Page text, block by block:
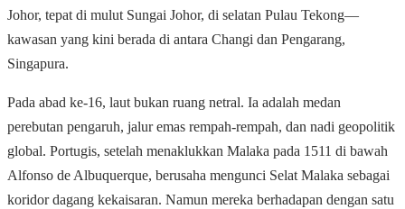
Johor, tepat di mulut Sungai Johor, di selatan Pulau Tekong—
kawasan yang kini berada di antara Changi dan Pengarang,
Singapura.
Pada abad ke-16, laut bukan ruang netral. Ia adalah medan
perebutan pengaruh, jalur emas rempah-rempah, dan nadi geopolitik
global. Portugis, setelah menaklukkan Malaka pada 1511 di bawah
Alfonso de Albuquerque, berusaha mengunci Selat Malaka sebagai
koridor dagang kekaisaran. Namun mereka berhadapan dengan satu